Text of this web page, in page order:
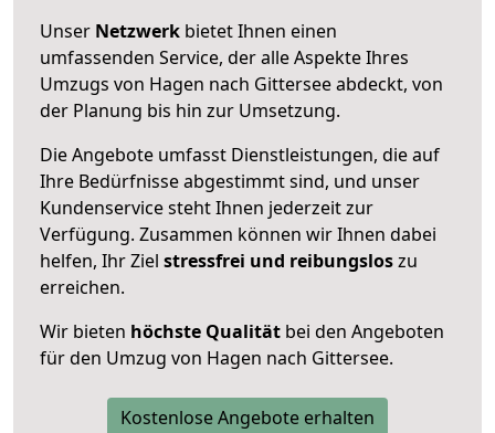
Unser Netzwerk bietet Ihnen einen
umfassenden Service, der alle Aspekte Ihres
Umzugs von Hagen nach Gittersee abdeckt, von
der Planung bis hin zur Umsetzung.
Die Angebote umfasst Dienstleistungen, die auf
Ihre Bedürfnisse abgestimmt sind, und unser
Kundenservice steht Ihnen jederzeit zur
Verfügung. Zusammen können wir Ihnen dabei
helfen, Ihr Ziel stressfrei und reibungsloszu
erreichen.
Wir bieten höchste Qualität bei den Angeboten
für den Umzug von Hagen nach Gittersee.
Kostenlose Angebote erhalten